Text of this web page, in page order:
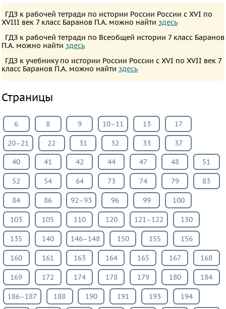
Математика
Английский
язык
Русский
язык
Алгебра
Физика
Химия
Немецкий
язык
Белорусский
язык
Украинский
язык
Французский
язык
Биология
История
Информатика
ОБЖ
География
ГДЗ к рабочей тетради по истории России России с XVI по
XVIII век 7 класс Баранов П.А. можно найти здесь
ГДЗ к рабочей тетради по Всеобщей истории 7 класс Баранов
П.А. можно найти здесь
ГДЗ к учебнику по истории России России с XVI по XVII век 7
класс Баранов П.А. можно найти здесь
Страницы
6 8 9 10–11 13 17
20–21 22 31 32 33 37
40 41 42 44 47 48 51
52 54 64 73 74 79 83
84 86 92–93 96 99 100
103 105 110 120 121–122 130
135 140 146–148 150 155 156
160 161 163 164 165 167 168
169 172 174 178 179 180 184
186–187 188 190 191 193 194